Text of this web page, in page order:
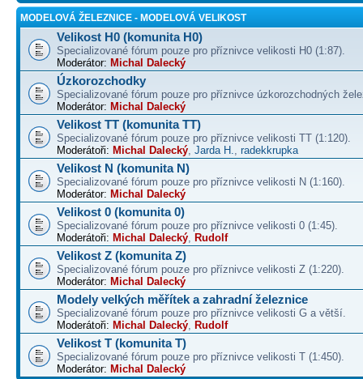
MODELOVÁ ŽELEZNICE - MODELOVÁ VELIKOST
Velikost H0 (komunita H0)
Specializované fórum pouze pro příznivce velikosti H0 (1:87).
Moderátor: Michal Dalecký
Úzkorozchodky
Specializované fórum pouze pro příznivce úzkorozchodných
Moderátor: Michal Dalecký
Velikost TT (komunita TT)
Specializované fórum pouze pro příznivce velikosti TT (1:120).
Moderátoři: Michal Dalecký, Jarda H., radekkrupka
Velikost N (komunita N)
Specializované fórum pouze pro příznivce velikosti N (1:160).
Moderátor: Michal Dalecký
Velikost 0 (komunita 0)
Specializované fórum pouze pro příznivce velikosti 0 (1:45).
Moderátoři: Michal Dalecký, Rudolf
Velikost Z (komunita Z)
Specializované fórum pouze pro příznivce velikosti Z (1:220).
Moderátor: Michal Dalecký
Modely velkých měřítek a zahradní železnice
Specializované fórum pouze pro příznivce velikosti G a větší.
Moderátoři: Michal Dalecký, Rudolf
Velikost T (komunita T)
Specializované fórum pouze pro příznivce velikosti T (1:450).
Moderátor: Michal Dalecký